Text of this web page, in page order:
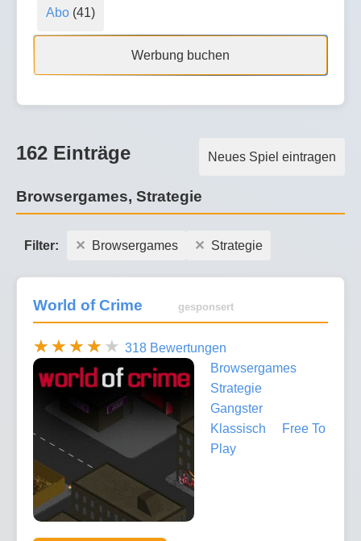
Abo(41)
Werbung buchen
Neues Spiel eintragen
162 Einträge
Browsergames, Strategie
Filter: Browsergames Strategie
World of Crime gesponsert
318 Bewertungen
Browsergames
Strategie
Gangster
Klassisch
Free To
Play